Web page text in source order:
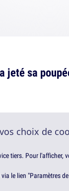
jeté sa
choix de
tiers. Pour l'afficher,
le lien "Paramètres